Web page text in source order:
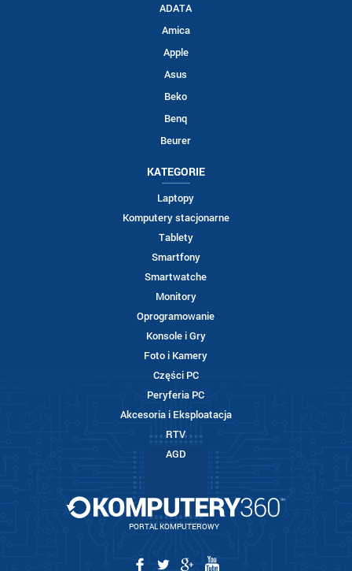
ADATA
Amica
Apple
Asus
Beko
Benq
Beurer
KATEGORIE
Laptopy
Komputery stacjonarne
Tablety
Smartfony
Smartwatche
Monitory
Oprogramowanie
Konsole i Gry
Foto i Kamery
Części PC
Peryferia PC
Akcesoria i Eksploatacja
RTV
AGD
PORTAL KOMPUTEROWY